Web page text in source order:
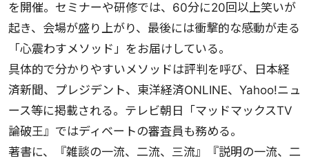
を開催。セミナーや研修では、60分に20回以上笑いが
起き、会場が盛り上がり、最後には衝撃的な感動が走る
「心震わすメソッド」をお届けしている。
具体的で分かりやすいメソッドは評判を呼び、日本経
済新聞、プレジデント、東洋経済ONLINE、Yahoo!ニュ
ース等に掲載される。テレビ朝日「マッドマックスTV
論破王』ではディベートの審査員も務める。
著書に、『雑談の一流、二流、三流』『説明の一流、二